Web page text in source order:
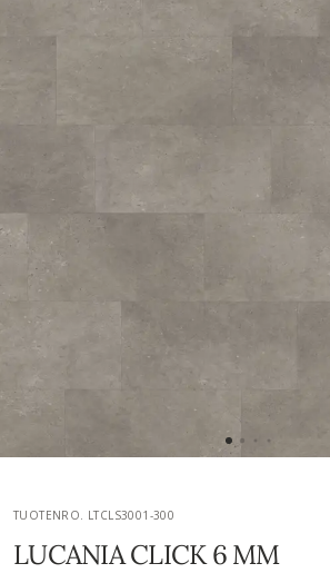
TUOTENRO. LTCLS3001-300
LUCANIA CLICK 6 MM